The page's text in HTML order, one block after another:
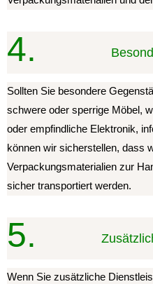
4.
Sollten Sie besondere
schwere oder sperrige Möbel,
oder empfindliche Elektronik,
können wir sicherstellen, dass
Verpackungsmaterialien zur
sicher transportiert werden.
5.
Wenn Sie zusätzliche